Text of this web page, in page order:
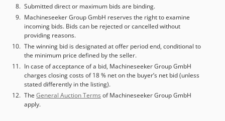
Submitted direct or maximum bids are binding.
Machineseeker Group GmbH reserves the right to examine
incoming bids. Bids can be rejected or cancelled without
providing reasons.
The winning bid is designated at offer period end, conditional to
the minimum price defined by the seller.
In case of acceptance of a bid, Machineseeker Group GmbH
charges closing costs of 18 % net on the buyer’s net bid (unless
stated differently in the listing).
The General Auction Terms of Machineseeker Group GmbH
apply.